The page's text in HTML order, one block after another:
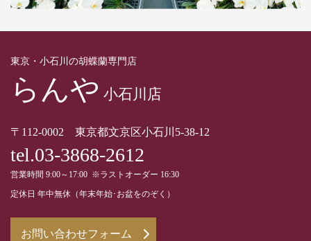
東京・小石川の胡蝶蘭専門店
らんや 小石川店
〒112-0002 東京都文京区小石川5-38-12
tel.03-3868-2612
営業時間 9:00～17:00 ※ラストオーダー 16:30
定休日 年中無休（年末年始･お盆をのぞく）
お問い合わせフォーム